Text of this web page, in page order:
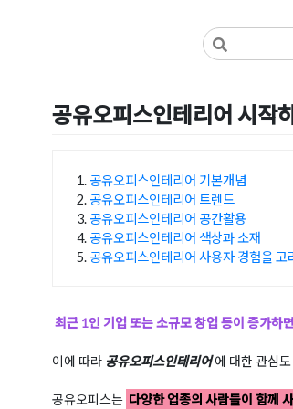
용견적 플랫폼
공유오피스인테리어 시작
목차
공유오피스인테리어 기본개념
공유오피스인테리어 트렌드
공유오피스인테리어 공간활용
공유오피스인테리어 색상과 소재
공유오피스인테리어 사용자 경험을 고
최근 1인 기업 또는 소규모 창업 등이 증가하
이에 따라 공유오피스인테리어에 대한 관심
공유오피스는 다양한 업종의 사람들이 함께